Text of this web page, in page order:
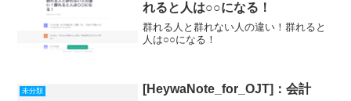
れると人は○○になる！
群れる人と群れない人の違い！群れると
人は○○になる！
未分類 [HeywaNote_for_OJT]：会計